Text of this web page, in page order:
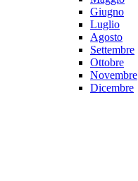
Giugno
Luglio
Agosto
Settembre
Ottobre
Novembre
Dicembre